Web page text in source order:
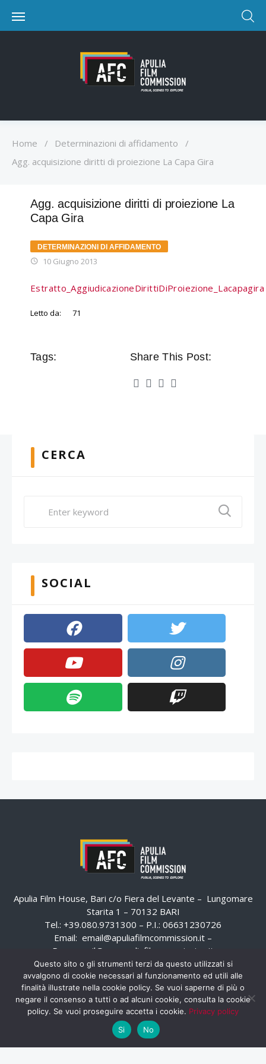
Home / Determinazioni di affidamento
/
Agg. acquisizione diritti di proiezione La Capa Gira
Agg. acquisizione diritti di proiezione La
Capa Gira
DETERMINAZIONI DI AFFIDAMENTO
10 Giugno 2013
Estratto_AggiudicazioneDirittiDiProiezione_Lacapagira
Letto da: 71
Tags: Share This Post:
CERCA
SOCIAL
Apulia Film House, Bari c/o Fiera del Levante – Lungomare
Starita 1 – 70132 BARI
Tel.: +39.080.9731300 – P.I.: 06631230726
Email: email@apuliafilmcommission.it –
Pec:
email@pec.apuliafilmcommission.it
Questo sito o gli strumenti terzi da questo utilizzati si
avvalgono di cookie necessari al funzionamento ed utili alle
finalità illustrate nella cookie policy. Se vuoi saperne di più o
negare il consenso a tutti o ad alcuni cookie, consulta la cookie
policy. Se vuoi proseguire accetta i cookie. Privacy policy
Si
No